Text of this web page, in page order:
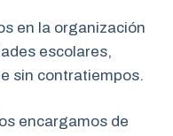
en la organización
escolares,
sin contratiempos.
encargamos de